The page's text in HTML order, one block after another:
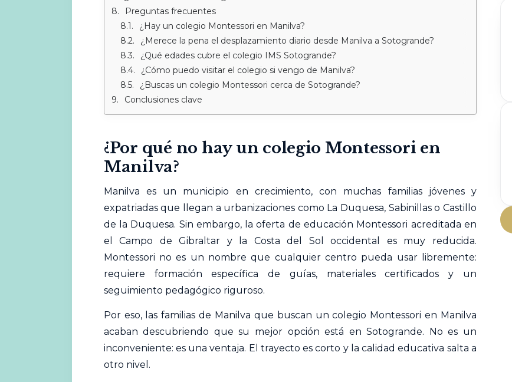
Preguntas frecuentes
¿Hay un colegio Montessori en Manilva?
¿Merece la pena el desplazamiento diario desde Manilva a Sotogrande?
¿Qué edades cubre el colegio IMS Sotogrande?
¿Cómo puedo visitar el colegio si vengo de Manilva?
¿Buscas un colegio Montessori cerca de Sotogrande?
Conclusiones clave
¿Por qué no hay un colegio Montessori en
Manilva?
Manilva es un municipio en crecimiento, con muchas familias jóvenes y
expatriadas que llegan a urbanizaciones como La Duquesa, Sabinillaso Castillo
de la Duquesa. Sin embargo, la oferta de educación Montessori acreditada en
el Campo de Gibraltar y la Costa del Sol occidental es muy reducida.
Montessori no es un nombre que cualquier centro pueda usar libremente:
requiere formación específica de guías, materiales certificados y un
seguimiento pedagógico riguroso.
Por eso, las familias de Manilva que buscan un colegio Montessori en Manilva
acaban descubriendo que su mejor opción está en Sotogrande. No es un
inconveniente: es una ventaja. El trayecto es corto y la calidad educativa salta a
otro nivel.